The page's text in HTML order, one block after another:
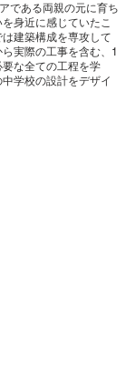
である両親の元に育ち
身近に感じていたこ
建築構成を専攻して
実際の工事を含む、1
な全ての工程を学
学校の設計をデザイ